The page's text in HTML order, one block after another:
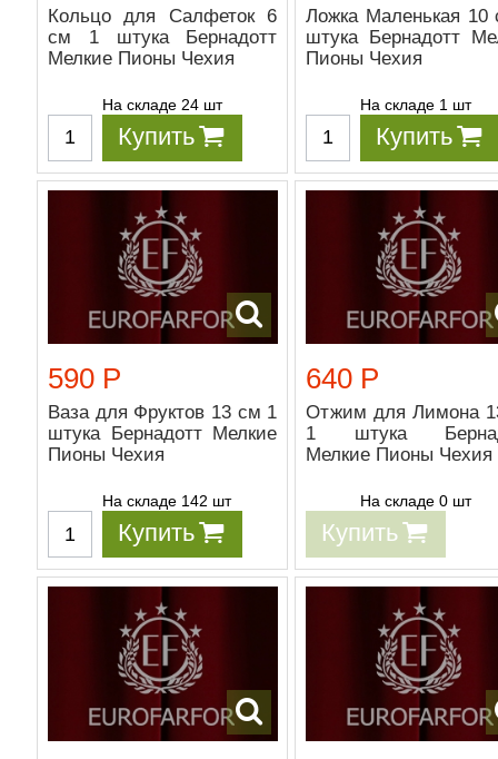
Кольцо для Салфеток 6
см 1 штука Бернадотт
Мелкие Пионы Чехия
На складе 24 шт
Купить
Ложка Маленькая 10
штука Бернадотт
Пионы Чехия
На складе 1 шт
Купить
590 Р
Ваза для Фруктов 13 см 1
штука Бернадотт Мелкие
Пионы Чехия
На складе 142 шт
Купить
640 Р
Отжим для Лимона
1 штука
Мелкие Пионы Чехия
На складе 0 шт
Купить